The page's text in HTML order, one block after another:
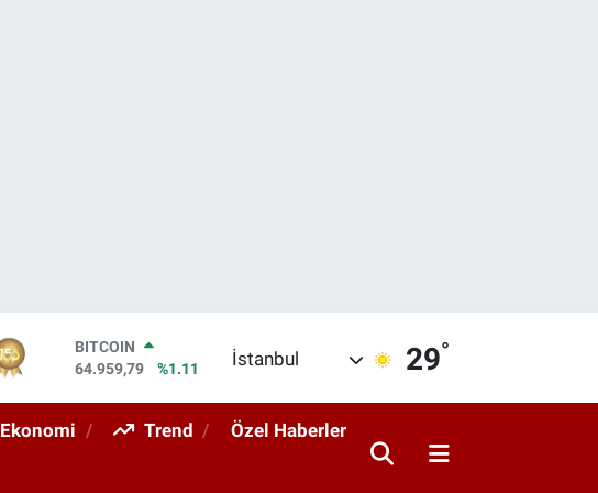
DOLAR
47,7436
%0.18
STERLİN
İstanbul 29°
Ekonomi Trend Özel Haberler